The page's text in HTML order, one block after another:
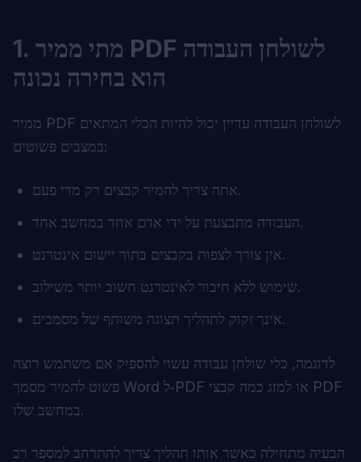
1. מתי ממיר PDF לשולחן העבודה
הוא בחירה נכונה
ממיר PDF לשולחן העבודה עדיין יכול להיות הכלי המתאים
במצבים פשוטים:
אתה צריך להמיר קבצים רק מדי פעם.
העבודה מתבצעת על ידי אדם אחד במחשב אחד.
אין צורך לצפות בקבצים בתוך יישום אינטרנט.
שימוש ללא חיבור לאינטרנט חשוב יותר משילוב.
אינך זקוק לתהליך תצוגה משותף של מסמכים.
לדוגמה, כלי שולחן עבודה עשוי להספיק אם משתמש רוצה
פשוט להמיר מסמך Word ל‑PDF או למזג כמה קבצי PDF
במחשב שלו.
הבעיה מתחילה כאשר אותו תהליך צריך להתרחב למספר רב